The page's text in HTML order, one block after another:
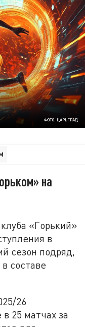
ФОТО: ЦАРЬГРАД
на
«Горький»
в
сезон подряд,
составе
26
25 матчах за